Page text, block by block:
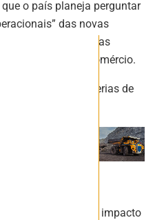
o país planeja perguntar
das novas
apropriadas” se elas
Mundial do Comércio.
de veículos e baterias de
o anúncio.
claro qual será o impacto